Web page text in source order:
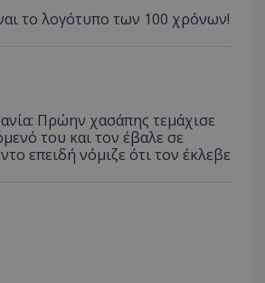
το λογότυπο των 100 χρόνων!
Πρώην χασάπης τεμάχισε
του και τον έβαλε σε
επειδή νόμιζε ότι τον έκλεβε
Microsoft Corporation